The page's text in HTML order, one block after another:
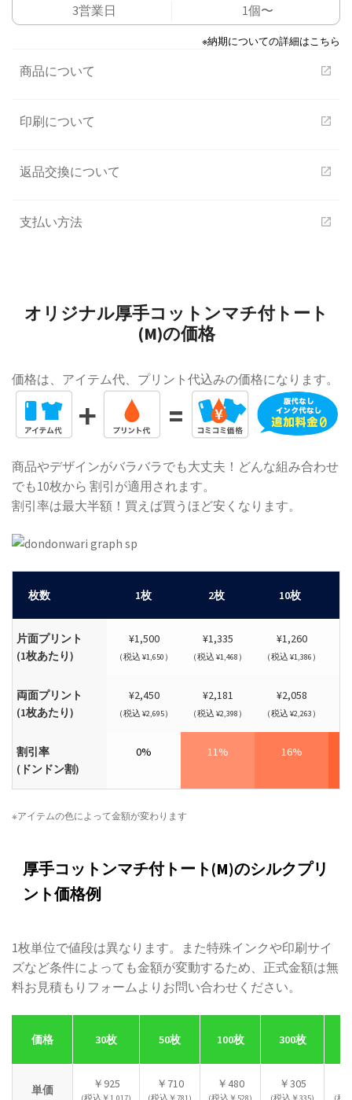
3営業日
1個〜
※納期についての詳細はこちら
商品について open_in_new
印刷について open_in_new
返品交換について open_in_new
支払い方法 open_in_new
オリジナル厚手コットンマチ付トート
(M)の価格
価格は、アイテム代、プリント代込みの価格になります。
商品やデザインがバラバラでも大丈夫！どんな組み合わせ
でも10枚から 割引が適用されます。
割引率は最大半額！買えば買うほど安くなります。
枚数 1枚 2枚 10枚
片面プリント
(1枚あたり)
¥1,500
（税込 ¥1,650）
¥1,335
（税込 ¥1,468）
¥1,260
（税込 ¥1,386）
両面プリント
(1枚あたり)
¥2,450
（税込 ¥2,695）
¥2,181
（税込 ¥2,398）
¥2,058
（税込 ¥2,263）
割引率
(ドンドン割)
0% 11% 16%
※アイテムの色によって金額が変わります
厚手コットンマチ付トート(M)のシルクプリ
ント価格例
1枚単位で値段は異なります。また特殊インクや印刷サイ
ズなど条件によっても金額が変動するため、正式金額は無
料お見積もりフォームよりお問い合わせください。
価格 30枚 50枚 100枚 300枚
単価 ￥925
(税込￥1,017)
￥710
(税込￥781)
￥480
(税込￥528)
￥305
(税込￥335) (税